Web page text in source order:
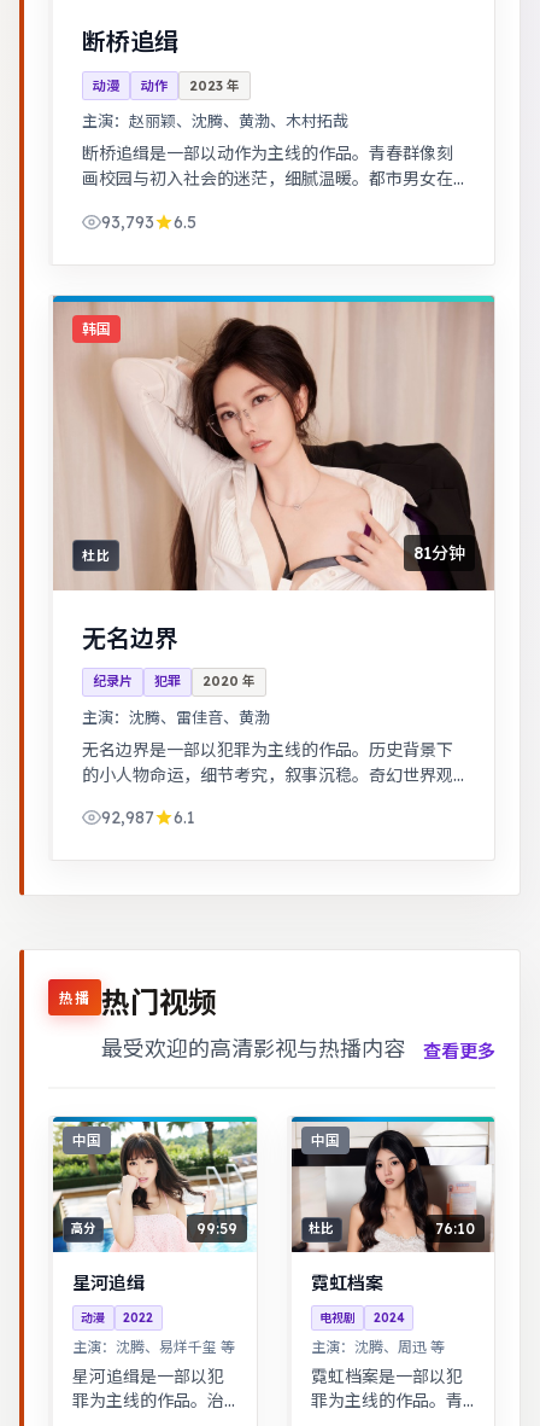
断桥追缉
动漫 动作 2023 年
主演： 赵丽颖、沈腾、黄渤、木村拓哉
断桥追缉是一部以动作为主线的作品。青春群像刻
画校园与初入社会的迷茫，细腻温暖。都市男女在
93,793
6.5
韩国
杜比 81分钟
无名边界
纪录片 犯罪 2020 年
主演： 沈腾、雷佳音、黄渤
无名边界是一部以犯罪为主线的作品。历史背景下
的小人物命运，细节考究，叙事沉稳。奇幻世界观
92,987
6.1
热播 热门视频
最受欢迎的高清影视与热播内容 查看更多
中国
高分 99:59
星河追缉
动漫 2022
主演： 沈腾、易烊千玺 等
星河追缉是一部以犯
罪为主线的作品。治
中国
杜比 76:10
霓虹档案
电视剧 2024
主演： 沈腾、周迅 等
霓虹档案是一部以犯
罪为主线的作品。青